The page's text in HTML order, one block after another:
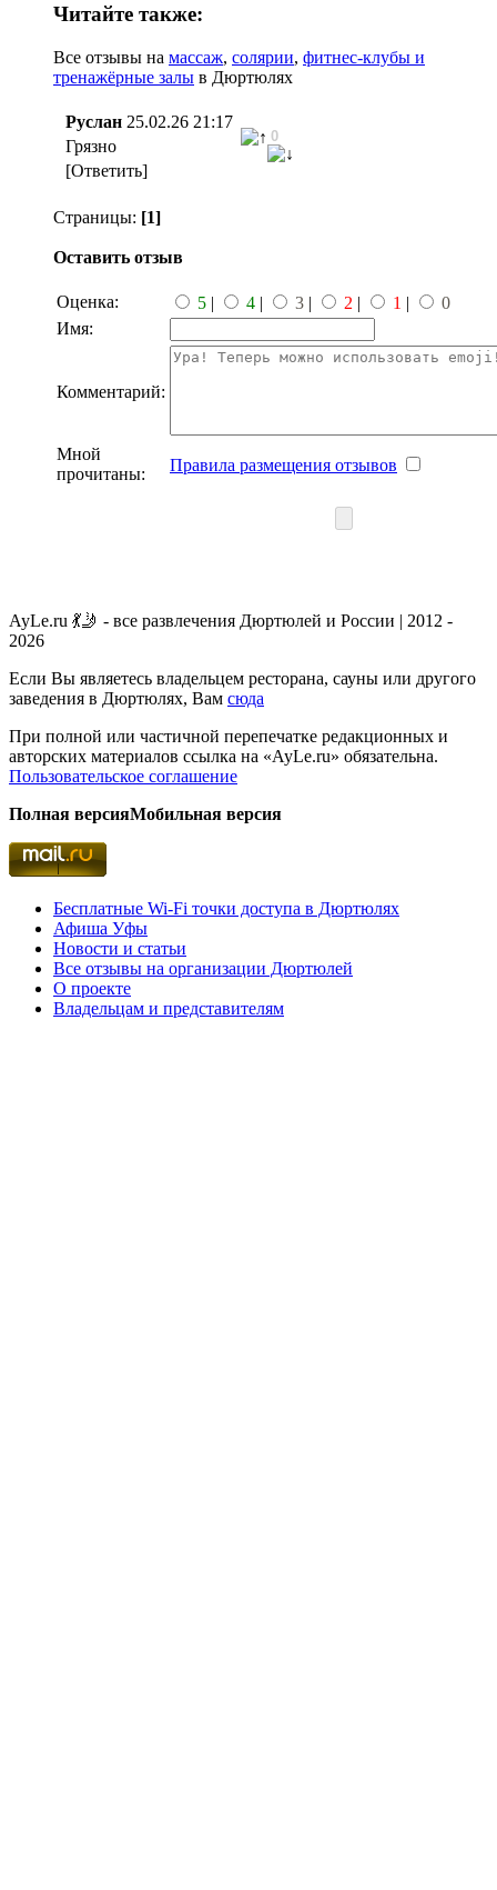
Читайте также:
Все отзывы на массаж, солярии, фитнес-клубы и
тренажёрные залы в Дюртюлях
Руслан 25.02.26 21:17
Грязно
[Ответить]
0
Страницы: [1]
Оставить отзыв
Оценка: 5 | 4 | 3 | 2 | 1 |
0
Имя:
Комментарий:
Мной
прочитаны:
Правила размещения отзывов
AyLe.ru 💃🤳 - все развлечения Дюртюлей и России | 2012 -
2026
Если Вы являетесь владельцем ресторана, сауны или другого
заведения в Дюртюлях, Вам сюда
При полной или частичной перепечатке редакционных и
авторских материалов ссылка на «AyLe.ru» обязательна.
Пользовательское соглашение
Полная версияМобильная версия
Бесплатные Wi-Fi точки доступа в Дюртюлях
Афиша Уфы
Новости и статьи
Все отзывы на организации Дюртюлей
О проекте
Владельцам и представителям